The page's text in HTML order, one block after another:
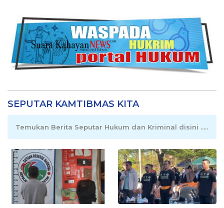
SEPUTAR KAMTIBMAS KITA
Temukan Berita Seputar Hukum dan Kriminal disini .....